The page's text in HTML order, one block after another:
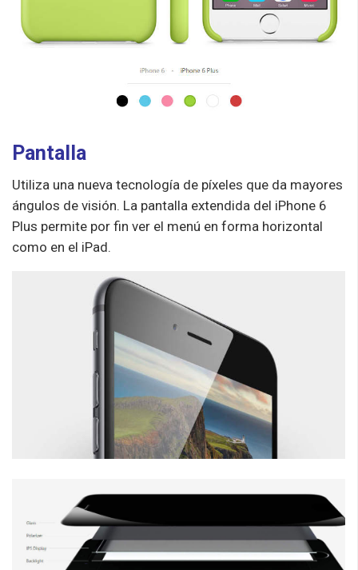
Pantalla
Utiliza una nueva tecnología de píxeles que da mayores
ángulos de visión. La pantalla extendida del iPhone 6
Plus permite por fin ver el menú en forma horizontal
como en el iPad.